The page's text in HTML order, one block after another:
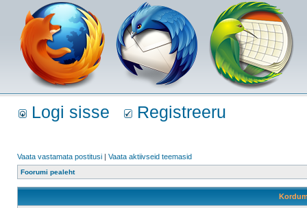
Logi sisse Registreeru
Vaata vastamata postitusi | Vaata aktiivseid teemasid
Foorumi pealeht